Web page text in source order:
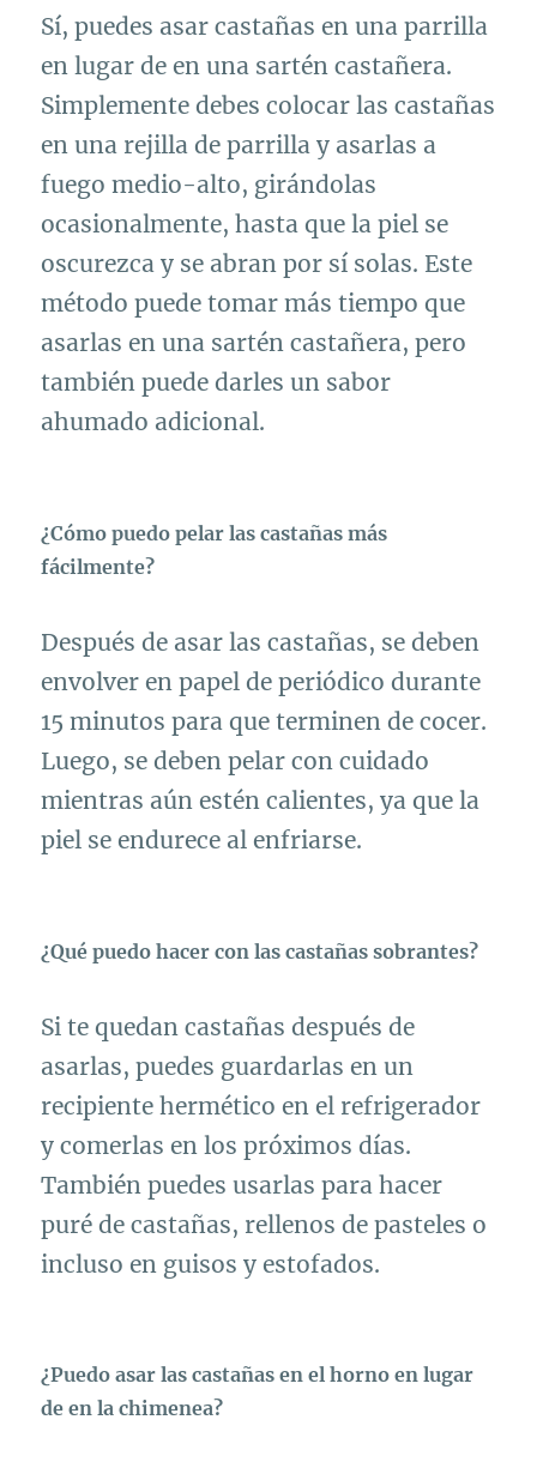
Sí, puedes asar castañas en una parrilla
en lugar de en una sartén castañera.
Simplemente debes colocar las castañas
en una rejilla de parrilla y asarlas a
fuego medio-alto, girándolas
ocasionalmente, hasta que la piel se
oscurezca y se abran por sí solas. Este
método puede tomar más tiempo que
asarlas en una sartén castañera, pero
también puede darles un sabor
ahumado adicional.
¿Cómo puedo pelar las castañas más
fácilmente?
Después de asar las castañas, se deben
envolver en papel de periódico durante
15 minutos para que terminen de cocer.
Luego, se deben pelar con cuidado
mientras aún estén calientes, ya que la
piel se endurece al enfriarse.
¿Qué puedo hacer con las castañas sobrantes?
Si te quedan castañas después de
asarlas, puedes guardarlas en un
recipiente hermético en el refrigerador
y comerlas en los próximos días.
También puedes usarlas para hacer
puré de castañas, rellenos de pasteles o
incluso en guisos y estofados.
¿Puedo asar las castañas en el horno en lugar
de en la chimenea?